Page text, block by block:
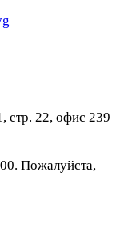
стр. 22, офис 239
Пожалуйста,